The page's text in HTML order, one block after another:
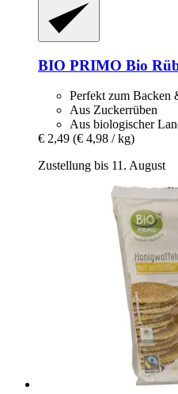
BIO PRIMO Bio
Perfekt zum Backen
Aus Zuckerrüben
Aus biologischer
€ 2,49 (€ 4,98 / kg)
Zustellung bis 11. August